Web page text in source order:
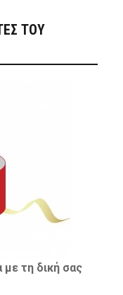
ΤΟΥ
τη δική σας